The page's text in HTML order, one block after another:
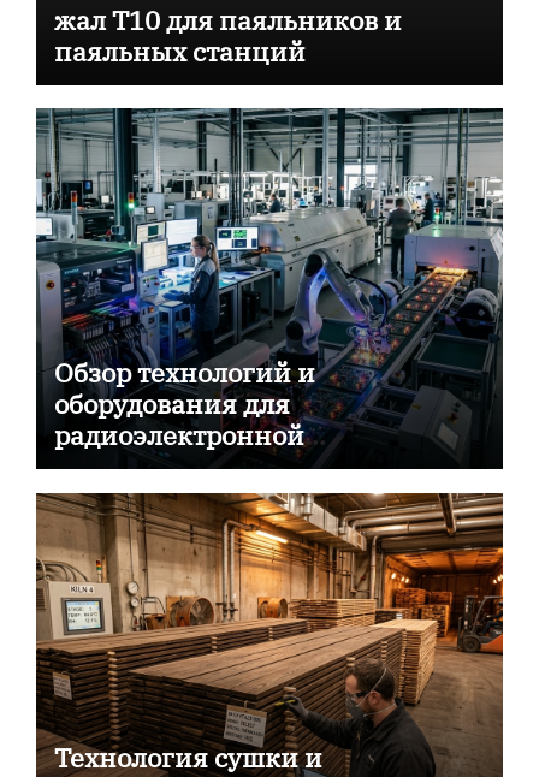
жал T10 для паяльников и
паяльных станций
Обзор технологий и
оборудования для
радиоэлектронной
промышленности
Технология сушки и